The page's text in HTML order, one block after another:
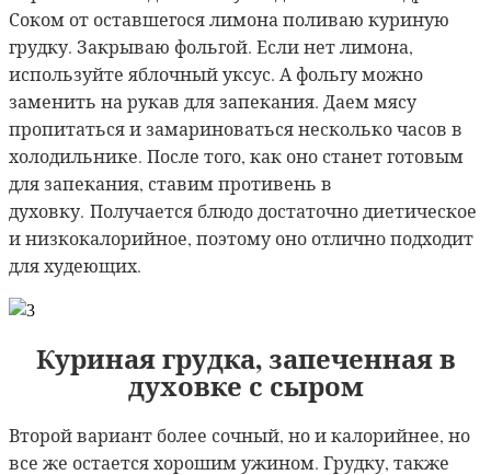
Соком от оставшегося лимона поливаю куриную
грудку. Закрываю фольгой. Если нет лимона,
используйте яблочный уксус. А фольгу можно
заменить на рукав для запекания. Даем мясу
пропитаться и замариноваться несколько часов в
холодильнике. После того, как оно станет готовым
для запекания, ставим противень в
духовку. Получается блюдо достаточно диетическое
и низкокалорийное, поэтому оно отлично подходит
для худеющих.
Куриная грудка, запеченная в
духовке с сыром
Второй вариант более сочный, но и калорийнее, но
все же остается хорошим ужином. Грудку, также